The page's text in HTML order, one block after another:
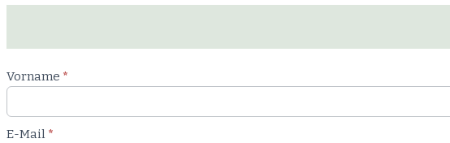
Newsletter
Workshop
Vorname *
E-Mail *